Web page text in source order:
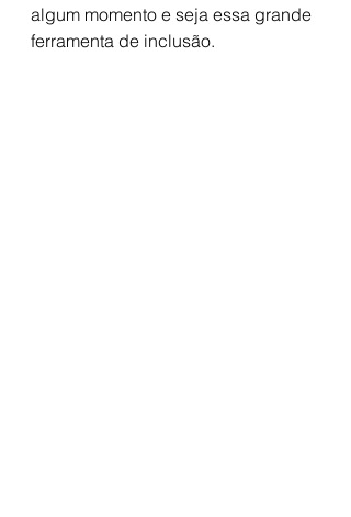
algum momento e seja essa grande
ferramenta de inclusão.